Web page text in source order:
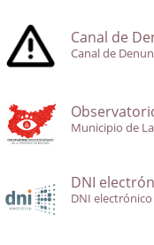
Canal de
Canal de
Municipio de
DNI
DNI electrónico